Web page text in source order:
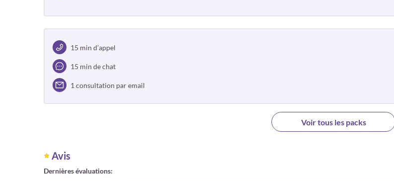
15 min d’appel
15 min de chat
1 consultation par email
Voir tous les packs
Avis
Dernières évaluations: